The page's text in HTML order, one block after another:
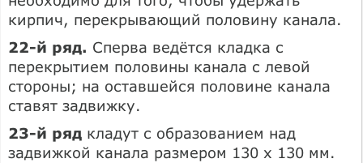
кирпич, перекрывающий половину канала.
22-й ряд. Сперва ведётся кладка с
перекрытием половины канала с левой
стороны; на оставшейся половине канала
ставят задвижку.
23-й ряд кладут с образованием над
задвижкой канала размером 130 х 130 мм.